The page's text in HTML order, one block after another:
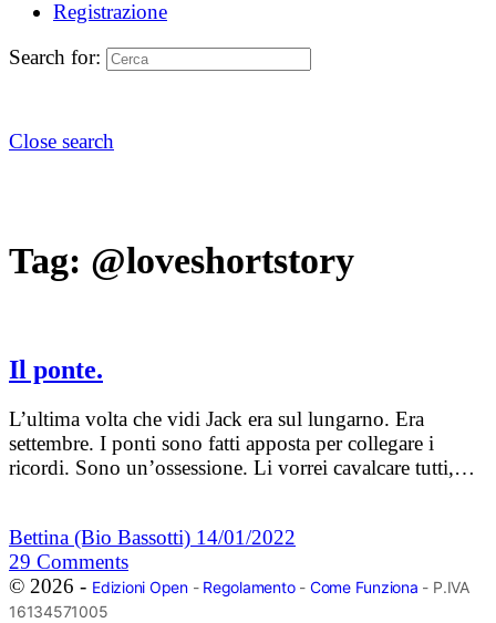
Registrazione
Search for:
Close search
Tag: @loveshortstory
Il ponte.
L’ultima volta che vidi Jack era sul lungarno. Era
settembre. I ponti sono fatti apposta per collegare i
ricordi. Sono un’ossessione. Li vorrei cavalcare tutti,…
Bettina (Bio Bassotti) 14/01/2022
29 Comments
© 2026 - Edizioni Open- Regolamento- Come Funziona - P.IVA
16134571005